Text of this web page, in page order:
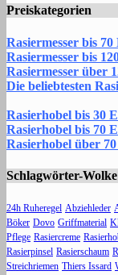
Preiskategorien
Rasiermesser bis
Rasiermesser bis
Rasiermesser über
Die beliebtesten
Rasierhobel bis 30
Rasierhobel bis 70
Rasierhobel über
Schlagwörter-Wolke
24h Ruheregel Abziehleder
Böker Dovo Griffmaterial
Pflege Rasiercreme
Rasierpinsel Rasierschaum
Streichriemen Thiers Issard